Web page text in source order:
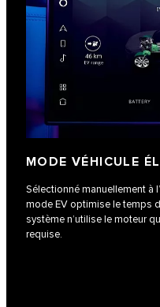
MODE VÉHICULE
Sélectionné manuellement à
mode EV optimise le temps
système n’utilise le moteur
requise.